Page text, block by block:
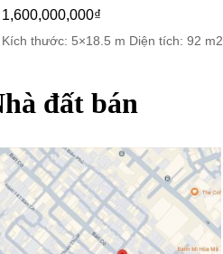
1,600,000,000₫
Kích thước: 5×18.5 m Diện tích: 92 m2
đất bán